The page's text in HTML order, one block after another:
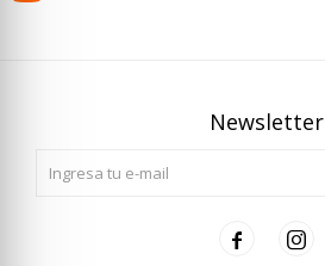
Newsletter
 